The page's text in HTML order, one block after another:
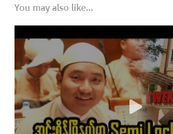
You may also like...